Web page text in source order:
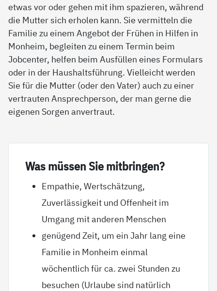
etwas vor oder gehen mit ihm spazieren, während
die Mutter sich erholen kann. Sie vermitteln die
Familie zu einem Angebot der Frühen in Hilfen in
Monheim, begleiten zu einem Termin beim
Jobcenter, helfen beim Ausfüllen eines Formulars
oder in der Haushaltsführung. Vielleicht werden
Sie für die Mutter (oder den Vater) auch zu einer
vertrauten Ansprechperson, der man gerne die
eigenen Sorgen anvertraut.
Was müs­sen Sie mit­brin­gen?
Empathie, Wertschätzung,
Zuverlässigkeit und Offenheit im
Umgang mit anderen Menschen
genügend Zeit, um ein Jahr lang eine
Familie in Monheim einmal
wöchentlich für ca. zwei Stunden zu
besuchen (Urlaube sind natürlich